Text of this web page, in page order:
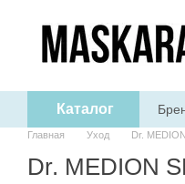
Каталог
Главная Уход Dr.
Dr. MEDION